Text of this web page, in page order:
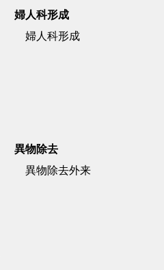
婦人科形成
婦人科形成
異物除去
異物除去外来